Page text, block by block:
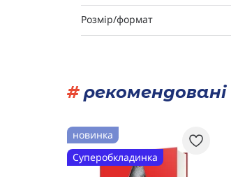
Розмір/формат
#рекомендовані
новинка
Суперобкладинка